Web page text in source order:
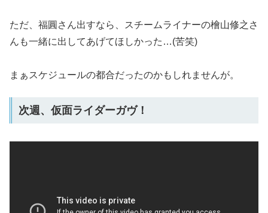
ただ、福圓さん出すなら、スチームライナーの檜山修之さ
んも一緒に出してあげてほしかった…(苦笑)
まぁスケジュールの都合だったのかもしれませんが。
次週、仮面ライダーガヴ！